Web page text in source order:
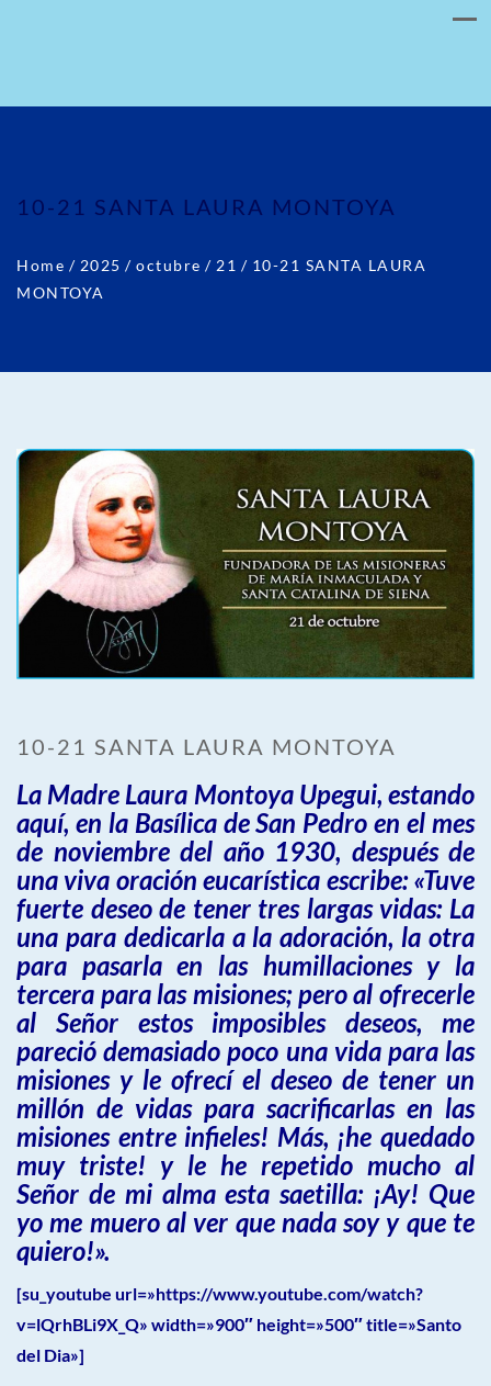
10-21 SANTA LAURA MONTOYA
Home / 2025 / octubre / 21 / 10-21 SANTA LAURA
MONTOYA
10-21 SANTA LAURA MONTOYA
La Madre Laura Montoya Upegui, estando
aquí, en la Basílica de San Pedro en el mes
de noviembre del año 1930, después de
una viva oración eucarística escribe: «Tuve
fuerte deseo de tener tres largas vidas: La
una para dedicarla a la adoración, la otra
para pasarla en las humillaciones y la
tercera para las misiones; pero al ofrecerle
al Señor estos imposibles deseos, me
pareció demasiado poco una vida para las
misiones y le ofrecí el deseo de tener un
millón de vidas para sacrificarlas en las
misiones entre infieles! Más, ¡he quedado
muy triste! y le he repetido mucho al
Señor de mi alma esta saetilla: ¡Ay! Que
yo me muero al ver que nada soy y que te
quiero!».
[su_youtube url=»https://www.youtube.com/watch?
v=lQrhBLi9X_Q» width=»900″ height=»500″ title=»Santo
del Dia»]